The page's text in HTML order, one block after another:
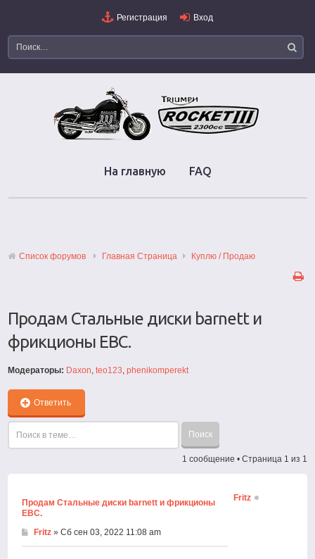
Регистрация Вход
На главную FAQ
Список форумов Главная Страница Куплю / Продаю
Продам Стальные диски barnett и
фрикционы EBC.
Модераторы: Daxon,teo123,phenikomperekt
Ответить
1 сообщение • Страница 1 из 1
Продам Стальные диски barnett и фрикционы
EBC.
Fritz » Сб сен 03, 2022 11:08 am
Fritz